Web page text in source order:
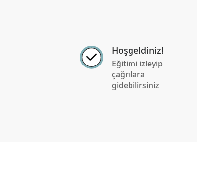
Hoşgeldiniz!
Eğitimi izleyip
çağrılara
gidebilirsiniz